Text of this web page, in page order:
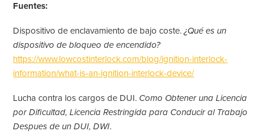
Fuentes:
Dispositivo de enclavamiento de bajo coste.¿Qué es un
dispositivo de bloqueo de encendido?
https://www.lowcostinterlock.com/blog/ignition-interlock-
information/what-is-an-ignition-interlock-device/
Lucha contra los cargos de DUI. Como Obtener una Licencia
por Dificultad, Licencia Restringida para Conducir al Trabajo
Despues de un DUI, DWI.